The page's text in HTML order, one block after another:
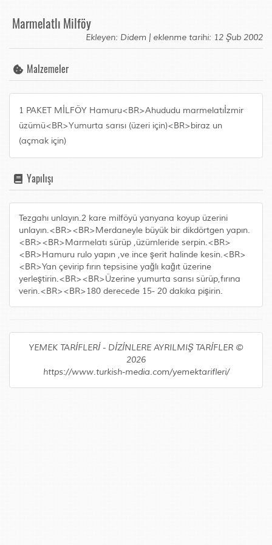
Marmelatlı Milföy
Ekleyen: Didem | eklenme tarihi: 12 Şub 2002
Malzemeler
1 PAKET MİLFÖY Hamuru<BR>Ahududu marmelatıİzmir
üzümü<BR>Yumurta sarısı (üzeri için)<BR>biraz un
(açmak için)
Yapılışı
Tezgahı unlayın.2 kare milföyü yanyana koyup üzerini
unlayın.<BR><BR>Merdaneyle büyük bir dikdörtgen yapın.
<BR><BR>Marmelatı sürüp ,üzümleride serpin.<BR>
<BR>Hamuru rulo yapın ,ve ince şerit halinde kesin.<BR>
<BR>Yan çevirip fırın tepsisine yağlı kağıt üzerine
yerleştirin.<BR><BR>Üzerine yumurta sarısı sürüp,fırına
verin.<BR><BR>180 derecede 15- 20 dakıka pişirin.
YEMEK TARİFLERİ - DİZİNLERE AYRILMIŞ TARİFLER ©
2026
https://www.turkish-media.com/yemektarifleri/